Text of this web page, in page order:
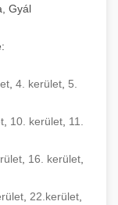
Gyál
4. kerület 5.
, 10. kerület, 11.
16. kerület
22.kerület